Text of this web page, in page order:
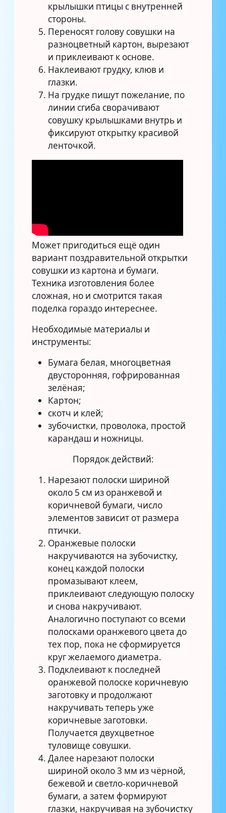
крылышки птицы с внутренней
стороны.
Переносят голову совушки на
разноцветный картон, вырезают
и приклеивают к основе.
Наклеивают грудку, клюв и
глазки.
На грудке пишут пожелание, по
линии сгиба сворачивают
совушку крылышками внутрь и
фиксируют открытку красивой
ленточкой.
Может пригодиться ещё один
вариант поздравительной открытки
совушки из картона и бумаги.
Техника изготовления более
сложная, но и смотрится такая
поделка гораздо интереснее.
Необходимые материалы и
инструменты:
Бумага белая, многоцветная
двусторонняя, гофрированная
зелёная;
Картон;
скотч и клей;
зубочистки, проволока, простой
карандаш и ножницы.
Порядок действий:
Нарезают полоски шириной
около 5 см из оранжевой и
коричневой бумаги, число
элементов зависит от размера
птички.
Оранжевые полоски
накручиваются на зубочистку,
конец каждой полоски
промазывают клеем,
приклеивают следующую полоску
и снова накручивают.
Аналогично поступают со всеми
полосками оранжевого цвета до
тех пор, пока не сформируется
круг желаемого диаметра.
Подклеивают к последней
оранжевой полоске коричневую
заготовку и продолжают
накручивать теперь уже
коричневые заготовки.
Получается двухцветное
туловище совушки.
Далее нарезают полоски
шириной около 3 мм из чёрной,
бежевой и светло-коричневой
бумаги, а затем формируют
глазки, накручивая на зубочистку